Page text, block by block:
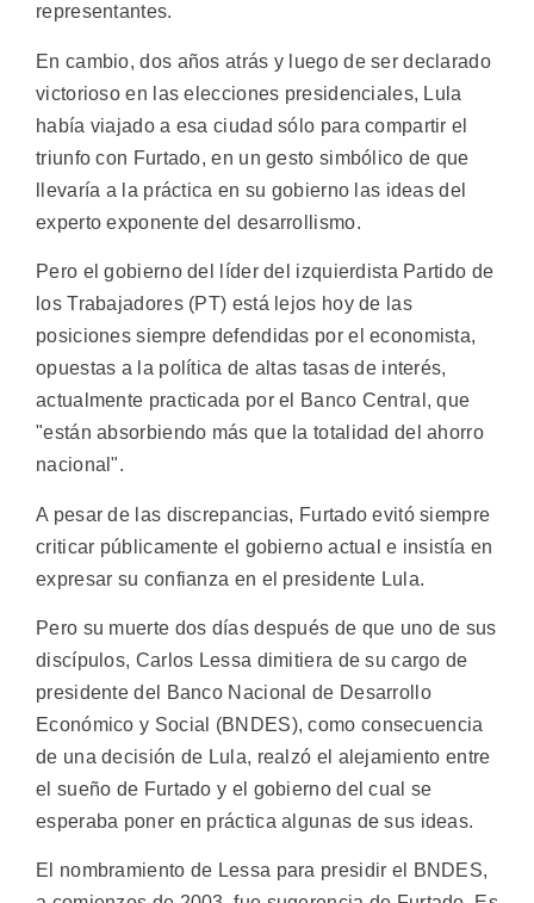
representantes.
En cambio, dos años atrás y luego de ser declarado
victorioso en las elecciones presidenciales, Lula
había viajado a esa ciudad sólo para compartir el
triunfo con Furtado, en un gesto simbólico de que
llevaría a la práctica en su gobierno las ideas del
experto exponente del desarrollismo.
Pero el gobierno del líder del izquierdista Partido de
los Trabajadores (PT) está lejos hoy de las
posiciones siempre defendidas por el economista,
opuestas a la política de altas tasas de interés,
actualmente practicada por el Banco Central, que
"están absorbiendo más que la totalidad del ahorro
nacional".
A pesar de las discrepancias, Furtado evitó siempre
criticar públicamente el gobierno actual e insistía en
expresar su confianza en el presidente Lula.
Pero su muerte dos días después de que uno de sus
discípulos, Carlos Lessa dimitiera de su cargo de
presidente del Banco Nacional de Desarrollo
Económico y Social (BNDES), como consecuencia
de una decisión de Lula, realzó el alejamiento entre
el sueño de Furtado y el gobierno del cual se
esperaba poner en práctica algunas de sus ideas.
El nombramiento de Lessa para presidir el BNDES,